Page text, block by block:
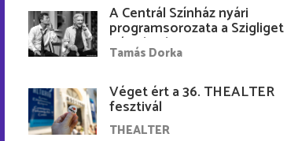
A Centrál Színház nyári
programsorozata a Szigliget
Várudvarban
Tamás Dorka
Véget ért a 36. THEALTER
fesztivál
THEALTER